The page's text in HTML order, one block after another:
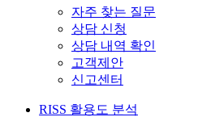
자주 찾는 질문
상담 신청
상담 내역 확인
고객제안
신고센터
RISS 활용도 분석